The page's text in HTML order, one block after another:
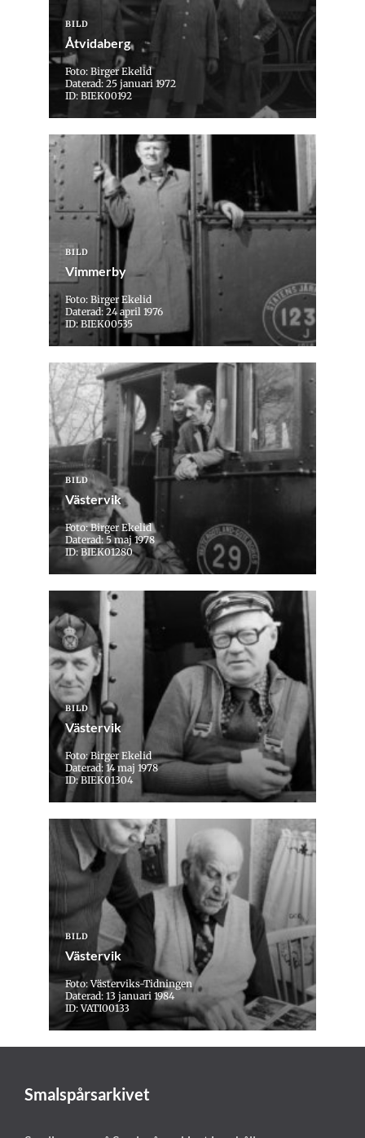
BILD
Åtvidaberg
Foto: Birger Ekelid
Daterad: 25 januari 1972
ID: BIEK00192
BILD
Vimmerby
Foto: Birger Ekelid
Daterad: 24 april 1976
ID: BIEK00535
BILD
Västervik
Foto: Birger Ekelid
Daterad: 5 maj 1978
ID: BIEK01280
BILD
Västervik
Foto: Birger Ekelid
Daterad: 14 maj 1978
ID: BIEK01304
BILD
Västervik
Foto: Västerviks-Tidningen
Daterad: 13 januari 1984
ID: VATI00133
Smalspårsarkivet